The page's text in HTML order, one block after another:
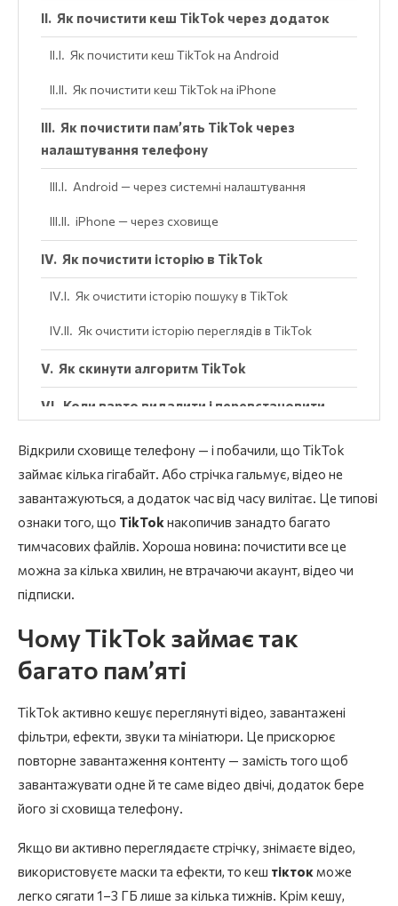
Як почистити кеш TikTok через додаток
Як почистити кеш TikTok на Android
Як почистити кеш TikTok на iPhone
Як почистити пам’ять TikTok через
налаштування телефону
Android — через системні налаштування
iPhone — через сховище
Як почистити історію в TikTok
Як очистити історію пошуку в TikTok
Як очистити історію переглядів в TikTok
Як скинути алгоритм TikTok
Коли варто видалити і перевстановити
Відкрили сховище телефону — і побачили, що TikTok
займає кілька гігабайт. Або стрічка гальмує, відео не
завантажуються, а додаток час від часу вилітає. Це типові
ознаки того, що TikTok накопичив занадто багато
тимчасових файлів. Хороша новина: почистити все це
можна за кілька хвилин, не втрачаючи акаунт, відео чи
підписки.
Чому TikTok займає так
багато пам’яті
TikTok активно кешує переглянуті відео, завантажені
фільтри, ефекти, звуки та мініатюри. Це прискорює
повторне завантаження контенту — замість того щоб
завантажувати одне й те саме відео двічі, додаток бере
його зі сховища телефону.
Якщо ви активно переглядаєте стрічку, знімаєте відео,
використовуєте маски та ефекти, то кеш тікток може
легко сягати 1–3 ГБ лише за кілька тижнів. Крім кешу,